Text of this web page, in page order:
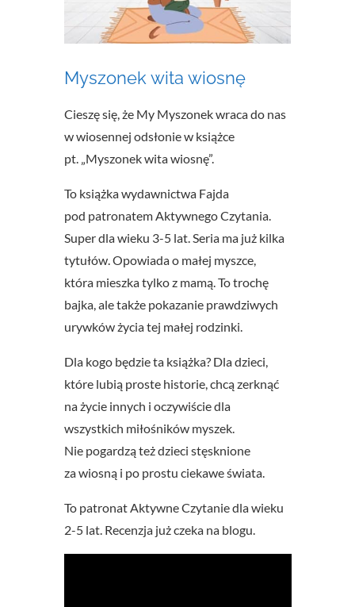
Myszonek wita wiosnę
Cieszę się, że My Myszonek wraca do nas
w wiosennej odsłonie w książce
pt. „Myszonek wita wiosnę”.
To książka wydawnictwa Fajda
pod patronatem Aktywnego Czytania.
Super dla wieku 3-5 lat. Seria ma już kilka
tytułów. Opowiada o małej myszce,
która mieszka tylko z mamą. To trochę
bajka, ale także pokazanie prawdziwych
urywków życia tej małej rodzinki.
Dla kogo będzie ta książka? Dla dzieci,
które lubią proste historie, chcą zerknąć
na życie innych i oczywiście dla
wszystkich miłośników myszek.
Nie pogardzą też dzieci stęsknione
za wiosną i po prostu ciekawe świata.
To patronat Aktywne Czytanie dla wieku
2-5 lat. Recenzja już czeka na blogu.